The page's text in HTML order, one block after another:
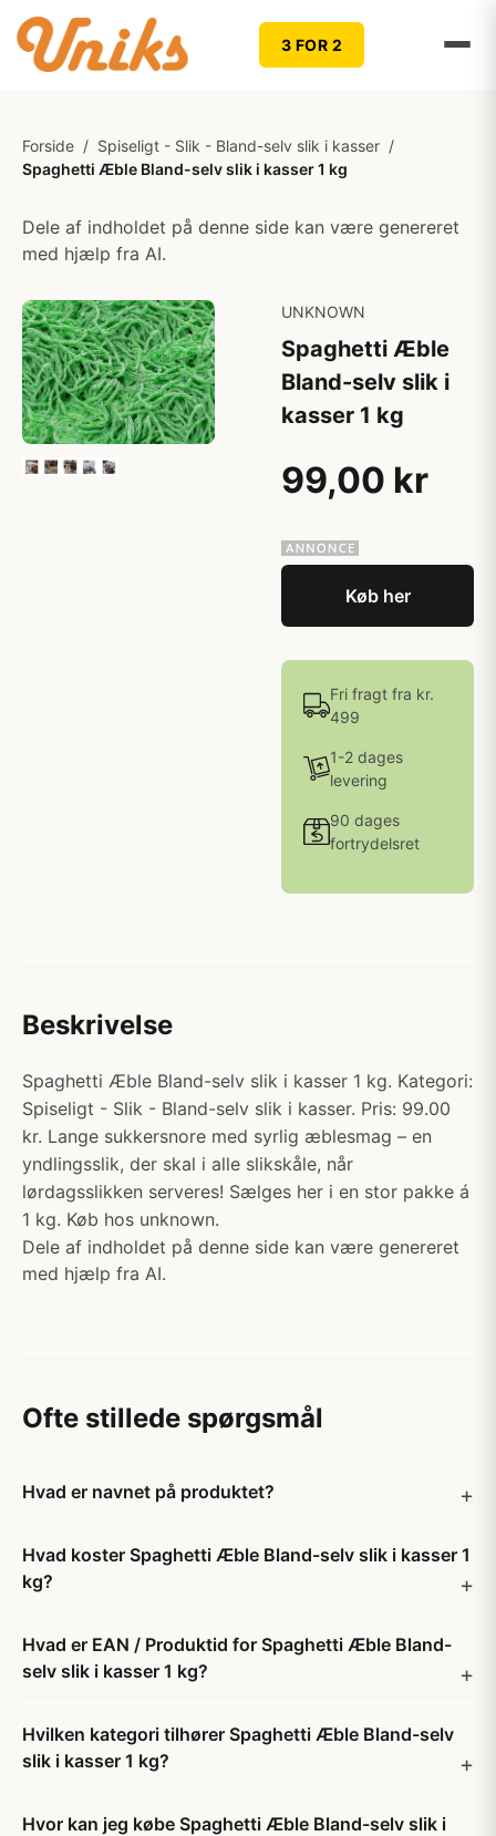
3 FOR 2
Forside / Spiseligt - Slik - Bland-selv slik i kasser /
Spaghetti Æble Bland-selv slik i kasser 1 kg
Dele af indholdet på denne side kan være genereret
med hjælp fra AI.
UNKNOWN
Spaghetti Æble
Bland-selv slik i
kasser 1 kg
99,00 kr
Køb her
Fri fragt fra kr.
499
1-2 dages
levering
90 dages
fortrydelsret
Beskrivelse
Spaghetti Æble Bland-selv slik i kasser 1 kg. Kategori:
Spiseligt - Slik - Bland-selv slik i kasser. Pris: 99.00
kr. Lange sukkersnore med syrlig æblesmag – en
yndlingsslik, der skal i alle slikskåle, når
lørdagsslikken serveres! Sælges her i en stor pakke á
1 kg. Køb hos unknown.
Dele af indholdet på denne side kan være genereret
med hjælp fra AI.
Ofte stillede spørgsmål
Hvad er navnet på produktet?
Hvad koster Spaghetti Æble Bland-selv slik i kasser 1
kg?
Hvad er EAN / Produktid for Spaghetti Æble Bland-
selv slik i kasser 1 kg?
Hvilken kategori tilhører Spaghetti Æble Bland-selv
slik i kasser 1 kg?
Hvor kan jeg købe Spaghetti Æble Bland-selv slik i